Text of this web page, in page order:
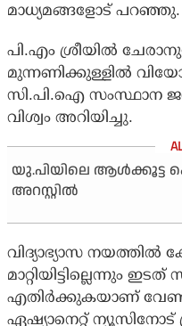
മാധ്യമങ്ങളോട് പറഞ്ഞു.
പി.എം ശ്രീയില്‍
മുന്നണിക്കുള്ളില്‍
സി.പി.ഐ സംസ്ഥാന
വിശ്വം അറിയിച്ചു.
യു.പിയിലെ ആള്‍ക്കൂട്ട
അറസ്റ്റില്‍
വിദ്യാഭ്യാസ നയത്തില്‍
മാറ്റിയിട്ടില്ലെന്നും
എതിര്‍ക്കുകയാണ്
ഏഷ്യാനെറ്റ് ന്യൂസിനോട്